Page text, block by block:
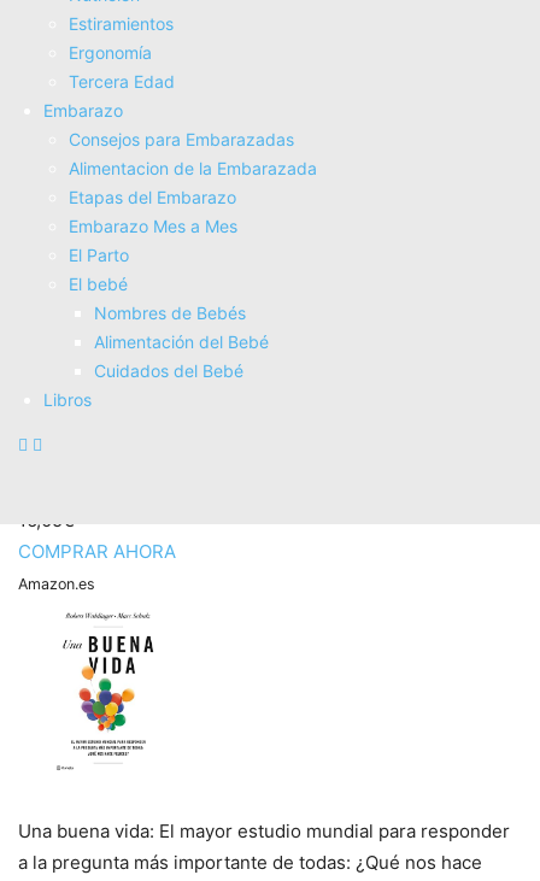
Estiramientos
Ergonomí­a
Tercera Edad
Embarazo
Consejos para Embarazadas
Alimentacion de la Embarazada
Etapas del Embarazo
Embarazo Mes a Mes
El Parto
El bebé
Nombres de Bebés
Alimentación del Bebé
Cuidados del Bebé
Libros
Host: La importancia de un buen servicio de sala (Ensayo)
19,95€
18,95€
COMPRAR AHORA
Amazon.es
MIERDA: 2805 (HARPERCOLLINS)
16,05€
COMPRAR AHORA
Amazon.es
Una buena vida: El mayor estudio mundial para responder
a la pregunta más importante de todas: ¿Qué nos hace